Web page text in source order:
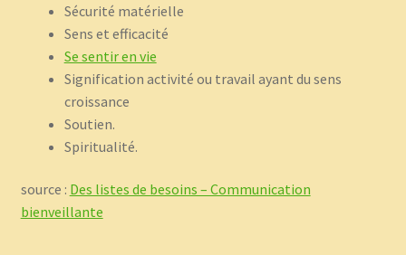
Sécurité matérielle
Sens et efficacité
Se sentir en vie
Signification activité ou travail ayant du sens
croissance
Soutien.
Spiritualité.
source : Des listes de besoins – Communication
bienveillante